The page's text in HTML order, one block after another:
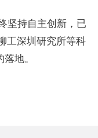
坚持自主创新，已
工深圳研究所等科
地。